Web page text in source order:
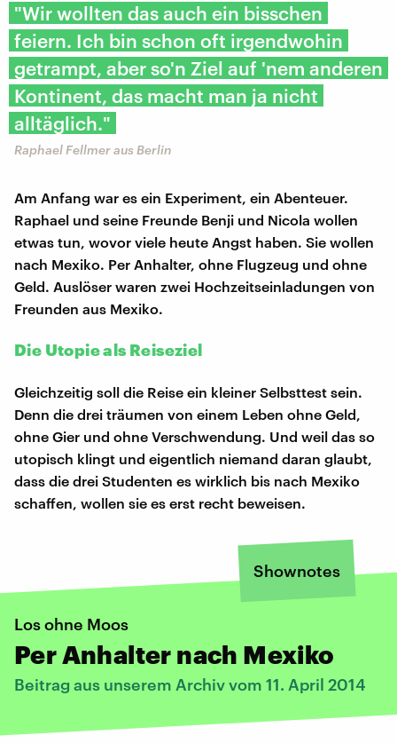
"Wir wollten das auch ein bisschen
feiern. Ich bin schon oft irgendwohin
getrampt, aber so'n Ziel auf 'nem anderen
Kontinent, das macht man ja nicht
alltäglich."
Raphael Fellmer aus Berlin
Am Anfang war es ein Experiment, ein Abenteuer.
Raphael und seine Freunde Benji und Nicola wollen
etwas tun, wovor viele heute Angst haben. Sie wollen
nach Mexiko. Per Anhalter, ohne Flugzeug und ohne
Geld. Auslöser waren zwei Hochzeitseinladungen von
Freunden aus Mexiko.
Die Utopie als Reiseziel
Gleichzeitig soll die Reise ein kleiner Selbsttest sein.
Denn die drei träumen von einem Leben ohne Geld,
ohne Gier und ohne Verschwendung. Und weil das so
utopisch klingt und eigentlich niemand daran glaubt,
dass die drei Studenten es wirklich bis nach Mexiko
schaffen, wollen sie es erst recht beweisen.
Shownotes
Los ohne Moos
Per Anhalter nach Mexiko
Beitrag aus unserem Archiv vom 11. April 2014